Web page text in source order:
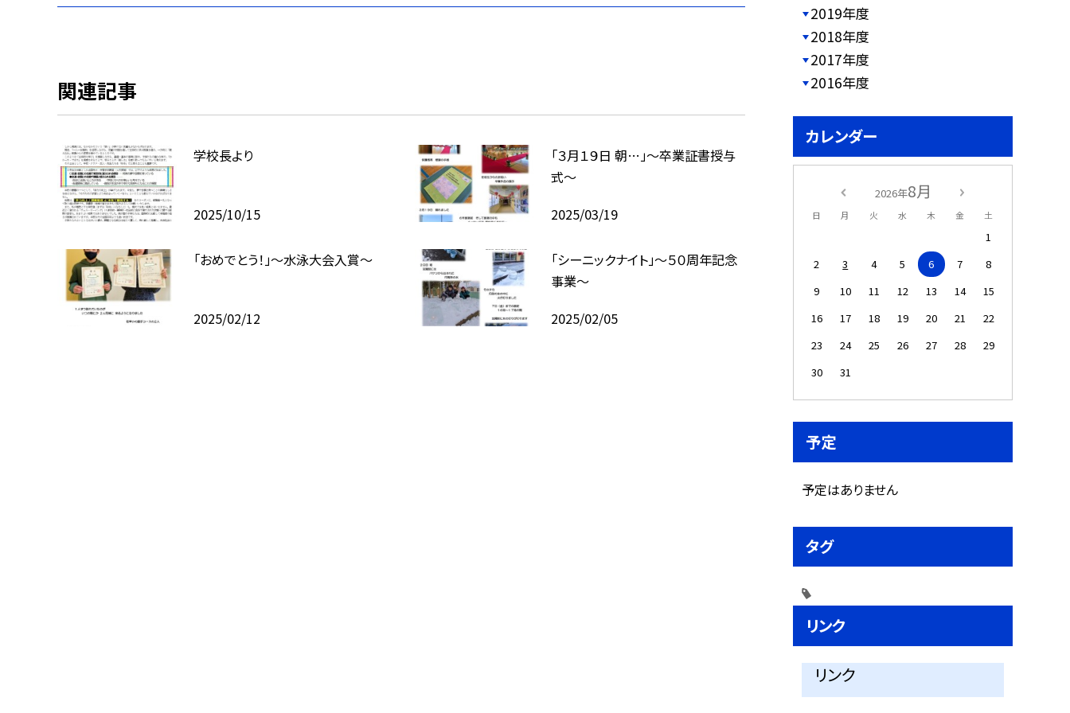
関連記事
学校長より
2025/10/15
「３月１９日 朝…」～卒業証書授与
式～
2025/03/19
「おめでとう！」～水泳大会入賞～
2025/02/12
「シーニックナイト」～５０周年記念
事業～
2025/02/05
2019年度
2018年度
2017年度
2016年度
カレンダー
2026年8月
日 月 火 水 木 金 土
1
2
3 4 5 6 7
8
9
10 11 12 13 14
15
16
17 18 19 20 21
22
23
24 25 26 27 28
29
30
31
予定
予定はありません
タグ
リンク
リンク